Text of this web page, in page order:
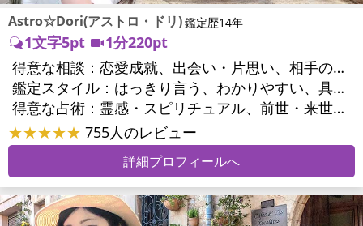
Astro☆Dori(アストロ・ドリ)鑑定歴14年
1文字5pt
1分220pt
得意な相談：
恋愛成就、出会い・片思い、相手の気持ち、相性、結婚、男心・女心、二人の今後、複雑な恋愛、三角関係、略奪愛、浮気、不倫、復活愛、離婚、人間関係、職場の人間関係、対人関係、仕事運、適職、天職、転職、就職、人生全般、使命、夢、目標、家族関係、夫婦関係、家庭問題、夫婦問題、美容、精神問題、心の問題、うつ、トラウマ、ストレス、いじめ、人生相談、霊的問題、前世、パワーストーン選択、開運指導、金運
鑑定スタイル：
はっきり言う、わかりやすい、具体的、的確、納得感、情報量が多い、友達のように相談できる、聞き上手、とても話しやすい、じっくり聞いてくれる、愛にあふれ温かい、深く濃厚、勇気をくれる、前向き・元気になれる
得意な占術：
霊感・スピリチュアル、前世・来世、ソウルメイト、タロット、オラクルカード、風水、占星術、パワーストーン、サイコロ、カウンセリング、ルノルマンカード
★★★★★ 755人のレビュー
詳細プロフィールへ